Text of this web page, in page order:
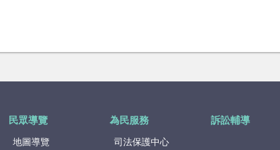
民眾導覽
地圖導覽
為民服務
司法保護中心
訴訟輔導